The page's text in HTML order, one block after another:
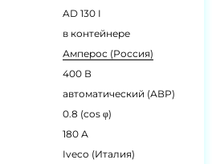
AD 130 I
в контейнере
Амперос (Россия)
400 В
автоматический (АВР)
0.8 (cos φ)
180 А
Iveco (Италия)